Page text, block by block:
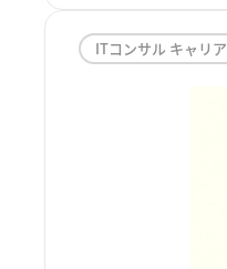
ITコンサル キャリア